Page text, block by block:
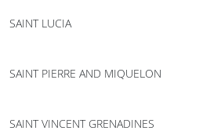
SAINT LUCIA
SAINT PIERRE AND MIQUELON
SAINT VINCENT GRENADINES